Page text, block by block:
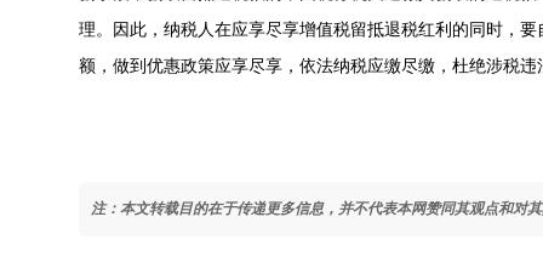
理。因此，纳税人在应享尽享增值税留抵退税红利的同时，
额，做到优惠政策应享尽享，依法纳税应缴尽缴，杜绝涉税违
注：本文转载目的在于传递更多信息，并不代表本网赞同其观点和对